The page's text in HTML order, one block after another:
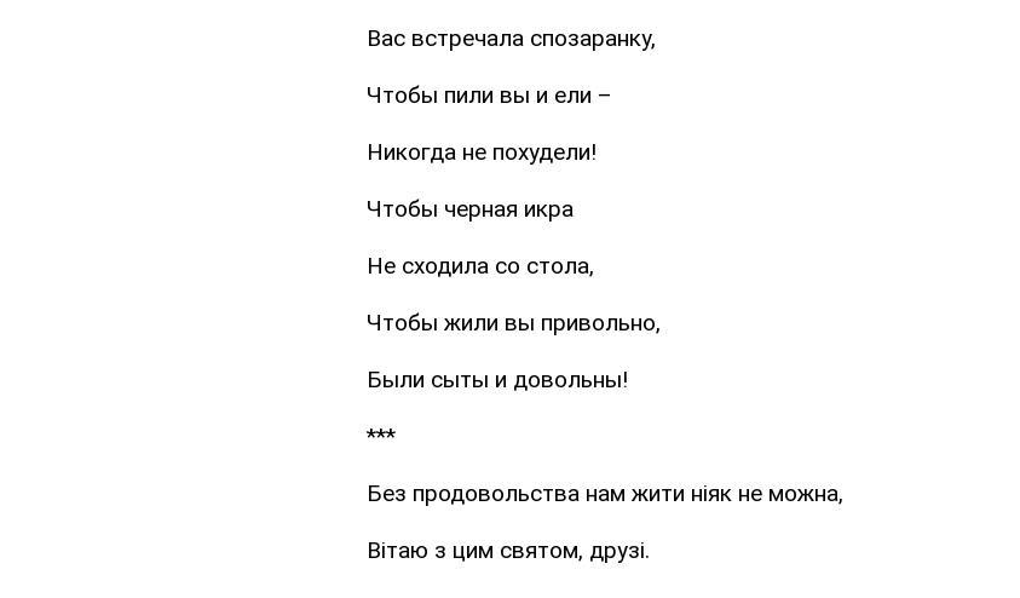
Вас встречала спозаранку,
Чтобы пили вы и ели –
Никогда не похудели!
Чтобы черная икра
Не сходила со стола,
Чтобы жили вы привольно,
Были сыты и довольны!
***
Без продовольства нам жити ніяк не можна,
Вітаю з цим святом, друзі.